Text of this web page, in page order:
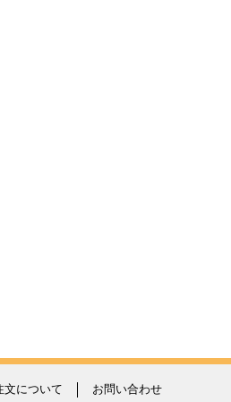
文について お問い合わせ